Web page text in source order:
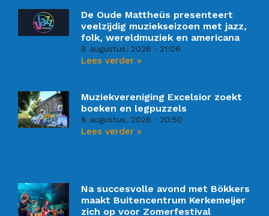
De Oude Mattheüs presenteert
veelzijdig muziekseizoen met jazz,
folk, wereldmuziek en americana
8 augustus, 2026 21:06
Lees verder »
Muziekvereniging Excelsior zoekt
boeken en legpuzzels
8 augustus, 2026 20:50
Lees verder »
Na succesvolle avond met Bökkers
maakt Buitencentrum Kerkemeijer
zich op voor Zomerfestival